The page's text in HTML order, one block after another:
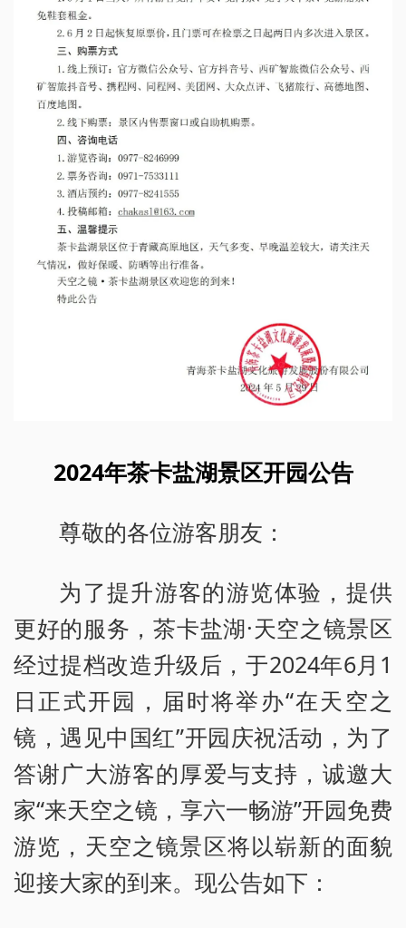
2024年茶卡盐湖景区开园公告
尊敬的各位游客朋友：
为了提升游客的游览体验，提供
更好的服务，茶卡盐湖·天空之镜景区
经过提档改造升级后，于2024年6月1
日正式开园，届时将举办“在天空之
镜，遇见中国红”开园庆祝活动，为了
答谢广大游客的厚爱与支持，诚邀大
家“来天空之镜，享六一畅游”开园免费
游览，天空之镜景区将以崭新的面貌
迎接大家的到来。现公告如下：